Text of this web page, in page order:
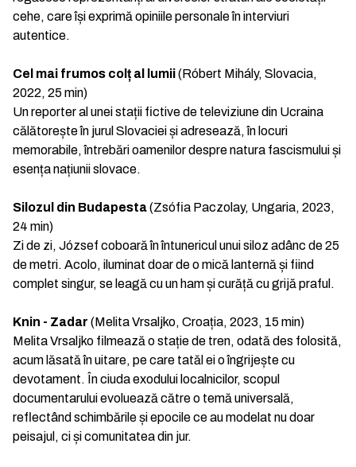
cehe, care își exprimă opiniile personale în interviuri
autentice.
Cel mai frumos colț al lumii(Róbert Mihály, Slovacia,
2022, 25 min)
Un reporter al unei stații fictive de televiziune din Ucraina
călătorește în jurul Slovaciei și adresează, în locuri
memorabile, întrebări oamenilor despre natura fascismului și
esența națiunii slovace.
Silozul din Budapesta(Zsófia Paczolay, Ungaria, 2023,
24 min)
Zi de zi, József coboară în întunericul unui siloz adânc de 25
de metri. Acolo, iluminat doar de o mică lanternă și fiind
complet singur, se leagă cu un ham și curăță cu grijă praful.
Knin - Zadar (Melita Vrsaljko, Croația, 2023, 15 min)
Melita Vrsaljko filmează o stație de tren, odată des folosită,
acum lăsată în uitare, pe care tatăl ei o îngrijește cu
devotament. În ciuda exodului localnicilor, scopul
documentarului evoluează către o temă universală,
reflectând schimbările și epocile ce au modelat nu doar
peisajul, ci și comunitatea din jur.